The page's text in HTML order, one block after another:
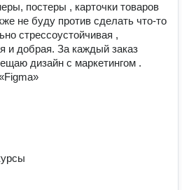
постеры , карточки товаров
не буду против сделать что-то
стрессоустойчивая ,
и добрая. За каждый заказ
дизайн с маркетингом .